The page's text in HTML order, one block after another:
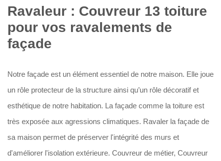
Ravaleur : Couvreur 13 toiture
pour vos ravalements de
façade
Notre façade est un élément essentiel de notre maison. Elle joue
un rôle protecteur de la structure ainsi qu’un rôle décoratif et
esthétique de notre habitation. La façade comme la toiture est
très exposée aux agressions climatiques. Ravaler la façade de
sa maison permet de préserver l'intégrité des murs et
d'améliorer l'isolation extérieure. Couvreur de métier, Couvreur